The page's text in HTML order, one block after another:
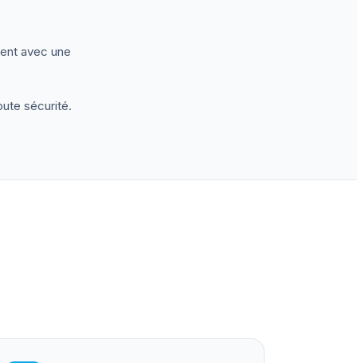
avec une
sécurité.